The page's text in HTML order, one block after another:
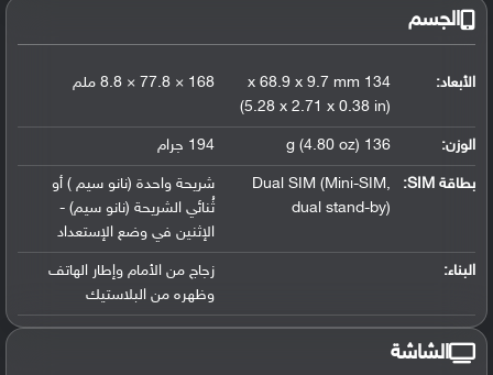
الجسم
الأبعاد:
134 x 68.9 x 9.7 mm
(5.28 x 2.71 x 0.38 in)
168 × 77.8 × 8.8 ملم
الوزن: 136 g (4.80 oz) 194 جرام
بطاقة SIM: Dual SIM (Mini-SIM,
dual stand-by)
شريحة واحدة (نانو سيم ) أو
ثُنائي الشريحة (نانو سيم) -
الإثنين في وضع الإستعداد
البناء:
زجاج من الأمام وإطار الهاتف
وظهره من البلاستيك
الشاشة